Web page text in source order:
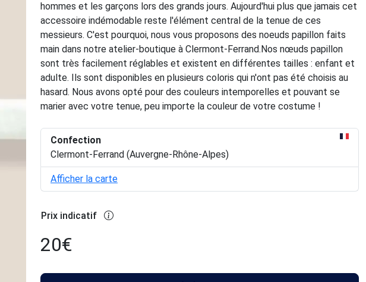
hommes et les garçons lors des grands jours. Aujourd'hui plus que jamais cet
accessoire indémodable reste l'élément central de la tenue de ces
messieurs. C'est pourquoi, nous vous proposons des noeuds papillon faits
main dans notre atelier-boutique à Clermont-Ferrand.Nos nœuds papillon
sont très facilement réglables et existent en différentes tailles : enfant et
adulte. Ils sont disponibles en plusieurs coloris qui n'ont pas été choisis au
hasard. Nous avons opté pour des couleurs intemporelles et pouvant se
marier avec votre tenue, peu importe la couleur de votre costume !
Confection
Clermont-Ferrand (Auvergne-Rhône-Alpes)
Afficher la carte
Prix indicatif
20€